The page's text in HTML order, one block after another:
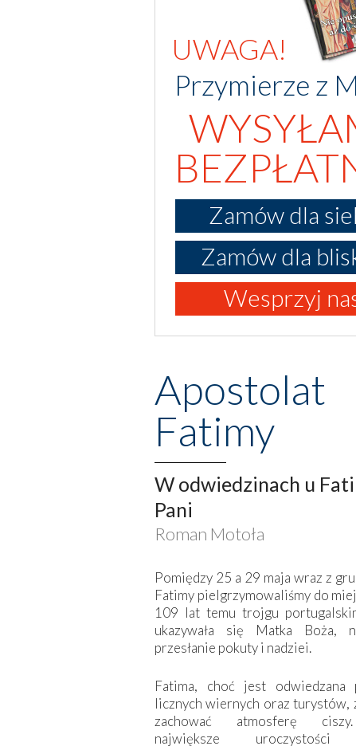
UWAGA!
Przymierze z
Zamów dla
Zamów dla
Wesprzyj
Apostolat
Fatimy
W odwiedzinach u
Pani
Roman Motoła
Pomiędzy 25 a 29 maja wraz z
Fatimy pielgrzymowaliśmy do
109 lat temu trojgu
ukazywała się Matka Boża,
przesłanie pokuty i nadziei.
Fatima, choć jest odwiedzana
licznych wiernych oraz turystów,
zachować atmosferę
największe uroczystości